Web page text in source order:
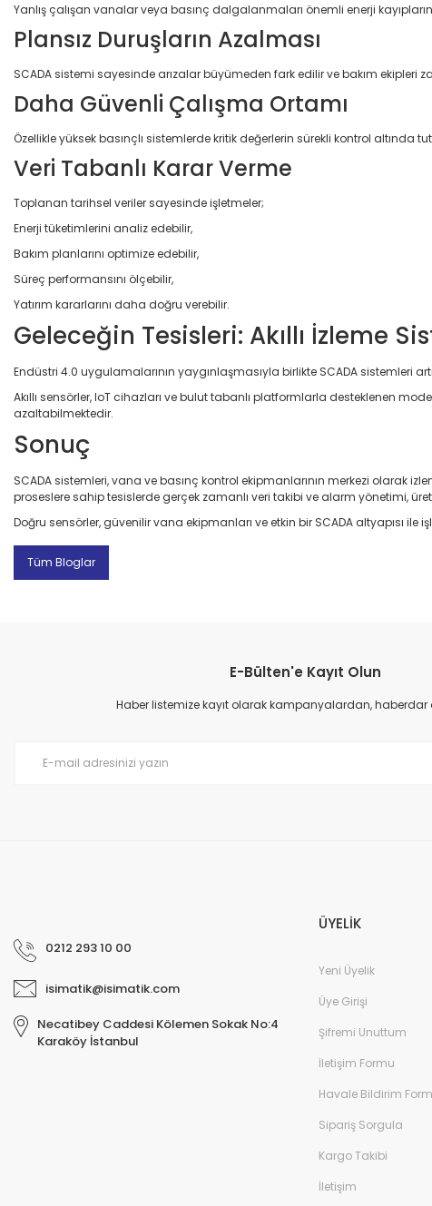
Yanlış çalışan vanalar veya basınç dalgalanmaları önemli enerji
Plansız Duruşların Azalması
SCADA sistemi sayesinde arızalar büyümeden fark edilir ve bakım ekipleri
Daha Güvenli Çalışma Ortamı
Özellikle yüksek basınçlı sistemlerde kritik değerlerin sürekli kontrol altında
Veri Tabanlı Karar Verme
Toplanan tarihsel veriler sayesinde işletmeler;
Enerji tüketimlerini analiz edebilir,
Bakım planlarını optimize edebilir,
Süreç performansını ölçebilir,
Yatırım kararlarını daha doğru verebilir.
Geleceğin Tesisleri: Akıllı İzleme
Endüstri 4.0 uygulamalarının yaygınlaşmasıyla birlikte SCADA sistemleri
Akıllı sensörler, IoT cihazları ve bulut tabanlı platformlarla desteklenen
azaltabilmektedir.
Sonuç
SCADA sistemleri, vana ve basınç kontrol ekipmanlarının merkezi olarak
proseslere sahip tesislerde gerçek zamanlı veri takibi ve alarm yönetimi,
Doğru sensörler, güvenilir vana ekipmanları ve etkin bir SCADA altyapısı
Tüm Bloglar
E-Bülten'e Kayıt Olun
Haber listemize kayıt olarak kampanyalardan, haberdar
0212 293 10 00
isimatik@isimatik.com
Necatibey Caddesi Kölemen Sokak No:4
Karaköy İstanbul
ÜYELİK
Yeni Üyelik
Üye Girişi
Şifremi Unuttum
İletişim Formu
Havale Bildirim
Sipariş Sorgula
Kargo Takibi
İletişim